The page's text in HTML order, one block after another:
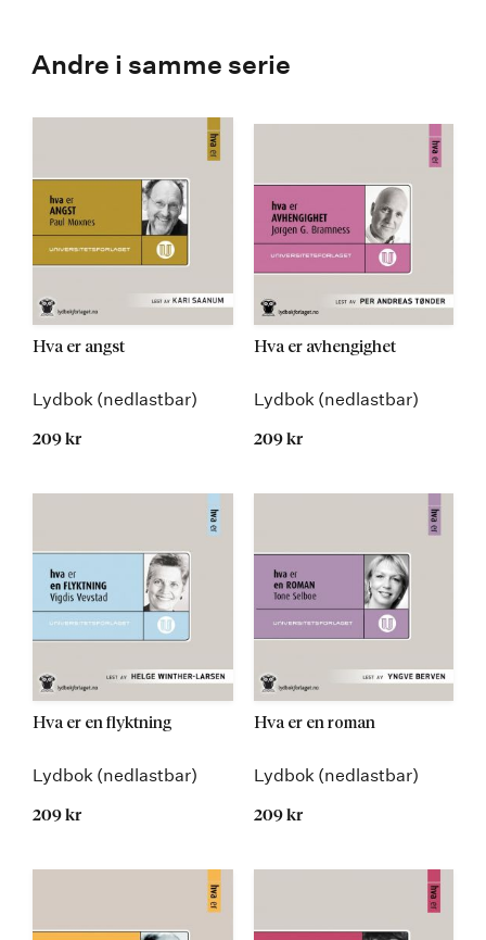
Andre i samme serie
Hva er angst
Lydbok (nedlastbar)
209 kr
Hva er avhengighet
Lydbok (nedlastbar)
209 kr
Hva er en flyktning
Lydbok (nedlastbar)
209 kr
Hva er en roman
Lydbok (nedlastbar)
209 kr